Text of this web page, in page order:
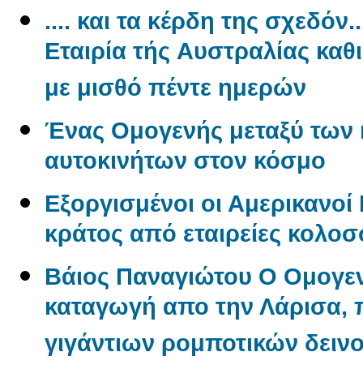
.... και τα κέρδη της
Εταιρία τής Aυστραλίας
με μισθό πέντε ημερών
Ένας Oμογενής μεταξύ
αυτοκινήτων στον κόσμο
Εξοργισμένοι οι
κράτος από εταιρείες
Βάιος Παναγιώτου O
καταγωγή απο την Λάρισα,
γιγάντιων ρομποτικών